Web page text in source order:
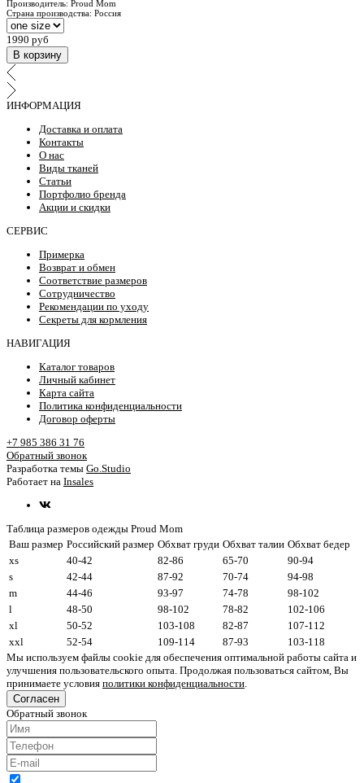
Производитель: Proud Mom
Страна производства: Россия
1990 руб
В корзину
ИНФОРМАЦИЯ
Доставка и оплата
Контакты
О нас
Виды тканей
Статьи
Портфолио бренда
Акции и скидки
СЕРВИС
Примерка
Возврат и обмен
Соответствие размеров
Сотрудничество
Рекомендации по уходу
Секреты для кормления
НАВИГАЦИЯ
Каталог товаров
Личный кабинет
Карта сайта
Политика конфиденциальности
Договор оферты
+7 985 386 31 76
Обратный звонок
Разработка темы Go.Studio
Работает на Insales
Таблица размеров одежды Proud Mom
Ваш размер Российский размер Обхват груди Обхват талии Обхват бедер
xs
40-42 82-86 65-70
90-94
s
42-44 87-92 70-74
94-98
m
44-46 93-97 74-78
98-102
l
48-50 98-102 78-82
102-106
xl
50-52 103-108 82-87
107-112
xxl
52-54 109-114 87-93
103-118
Мы используем файлы cookie для обеспечения оптимальной работы сайта и
улучшения пользовательского опыта. Продолжая пользоваться сайтом, Вы
принимаете условия политики конфиденциальности.
Согласен
Обратный звонок